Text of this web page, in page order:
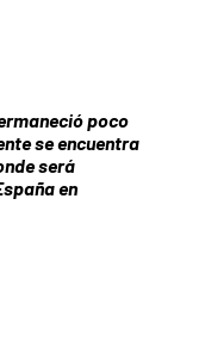
poco
se encuentra
será
en